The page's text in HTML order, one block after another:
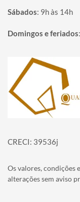
Sábados: 9h às 14h
Domingos e feriados:
Página inicial
CRECI: 39536j
Os valores, condições
alterações sem aviso